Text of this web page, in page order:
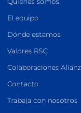
El equipo
Dónde estamos
Valores RSC
Colaboraciones
Contacto
Trabaja con nosotros